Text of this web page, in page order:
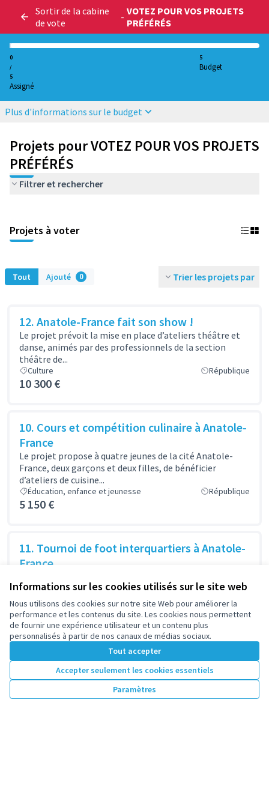
Informations sur les cookies utilisés sur le site web
Nous utilisons des cookies sur notre site Web pour améliorer la
performance et les contenus du site. Les cookies nous permettent
de fournir une expérience utilisateur et un contenu plus
personnalisés à partir de nos canaux de médias sociaux.
Tout accepter
Accepter seulement les cookies essentiels
Paramètres
Sortir de la cabine
de vote
- VOTEZ POUR VOS PROJETS
PRÉFÉRÉS
0
/
5
Assigné
5
Budget
Plus d'informations sur le budget
Projets pour VOTEZ POUR VOS PROJETS
PRÉFÉRÉS
Filtrer et rechercher
Projets à voter
Tout Ajouté 0 Trier les projets par
12. Anatole-France fait son show !
Le projet prévoit la mise en place d’ateliers théâtre et
danse, animés par des professionnels de la section
théâtre de...
Culture République
10 300 €
10. Cours et compétition culinaire à Anatole-
France
Le projet propose à quatre jeunes de la cité Anatole-
France, deux garçons et deux filles, de bénéficier
d’ateliers de cuisine...
Éducation, enfance et jeunesse République
5 150 €
11. Tournoi de foot interquartiers à Anatole-
France
inter-quartiers pour les 12-16 ans. Quatre équipes
féminines et quatre équipes masculines...
Sports et loisirs République
4 900 €